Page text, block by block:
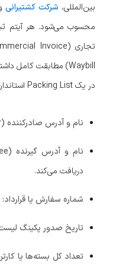
بین‌المللی، شرکت کشتیرانی
محسوب می‌شود. هر آیتم
Waybill) مطابقت کامل داشته باشد تا از بروز مغایرت جلوگیری شود.
در یک Packing List استاندارد معمولاً بخش‌های زیر وجود دارد:
نام و آدرس صادرکننده (Shipper)
نام و آدرس گیرنده (Consignee):
دریافت می‌کند.
شماره سفارش یا قرارداد:
تاریخ صدور پکینگ
تعداد کل بسته‌ها یا